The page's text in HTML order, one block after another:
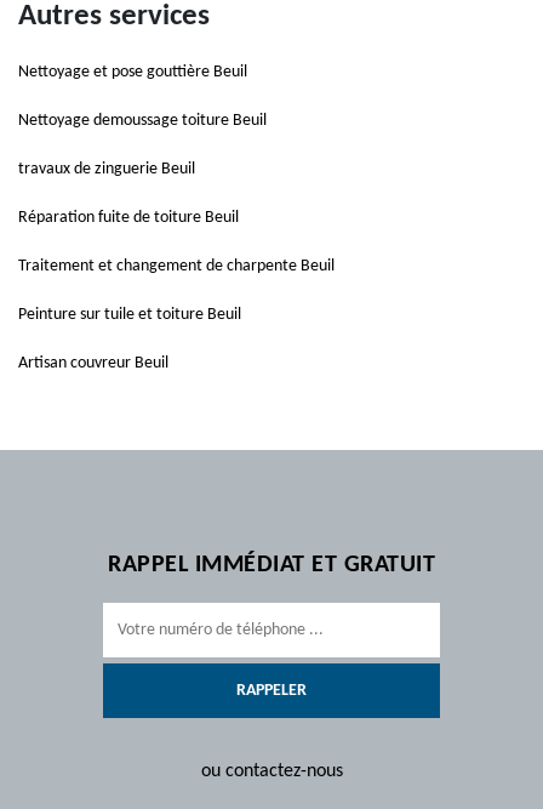
Autres services
Nettoyage et pose gouttière Beuil
Nettoyage demoussage toiture Beuil
travaux de zinguerie Beuil
Réparation fuite de toiture Beuil
Traitement et changement de charpente Beuil
Peinture sur tuile et toiture Beuil
Artisan couvreur Beuil
RAPPEL IMMÉDIAT ET GRATUIT
ou contactez-nous